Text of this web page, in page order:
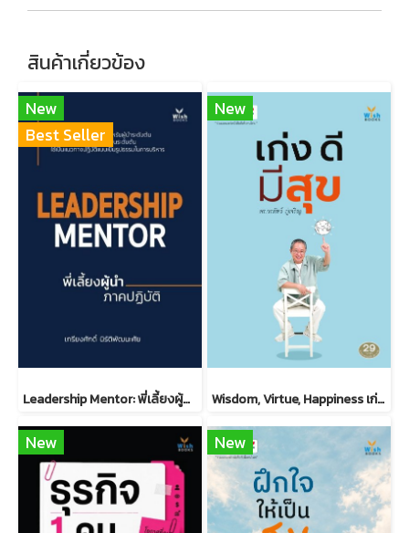
สินค้าเกี่ยวข้อง
New
Best Seller
Leadership Mentor: พี่เลี้ยงผู้นำ ภาคปฏิบัติ
New
Wisdom, Virtue, Happiness เก่ง ดี มีสุข ดร.วรภัทร์ ภู่เจริญ
New New